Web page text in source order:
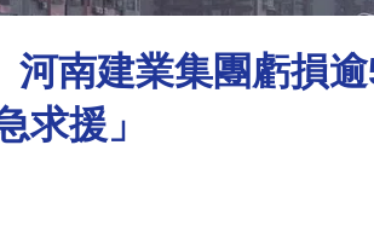
河南建業集團虧損
求援」